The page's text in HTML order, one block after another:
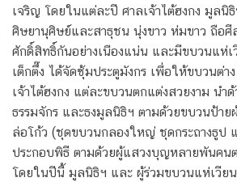
เจริญ โดยในแต่ละปี ศาลเจ้าไต้ฮงกง มูลนิ
ศิษยานุศิษย์และสาธุชน นุ่งขาว ห่มขาว ถือศี
ศักดิ์สิทธิ์กันอย่างเนืองแน่น และมีขบวนแห่
เต็กตึ๊ง ได้จัดซุ้มประตูมังกร เพื่อให้ขบวนต่า
เจ้าไต้ฮงกง แต่ละขบวนตกแต่งสวยงาม นำด้
ธรรมจักร และธงมูลนิธิฯ ตามด้วยขบวนป้าย
ล่อโก้ว (ชุดขบวนกลองใหญ่ ชุดกระถางธูป
ประกอบพิธี ตามด้วยผู้แสวงบุญหลายพันคน
โดยในปีนี้ มูลนิธิฯ และ ผู้ร่วมขบวนแห่เวีย